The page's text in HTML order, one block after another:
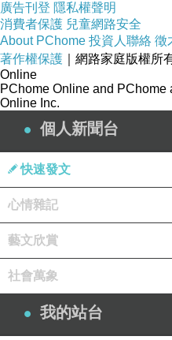
廣告刊登 隱私權聲明
消費者保護 兒童網路安全
About PChome 投資人聯絡 徵
著作權保護 ｜網路家庭版權所
Online
PChome Online and PChome
Online Inc.
個人新聞台
快速發文
心情雜記
藝文欣賞
社會萬象
我的站台